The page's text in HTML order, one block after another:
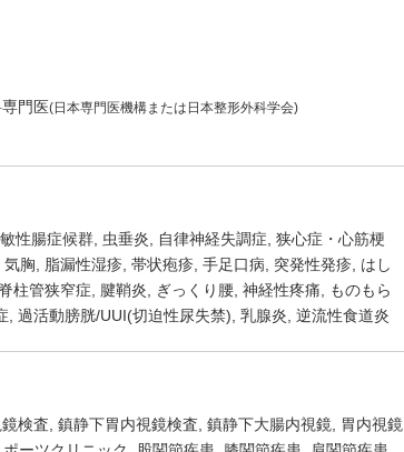
門医(日本専門医機構または日本整形外科学会)
性腸症候群 虫垂炎 自律神経失調症 狭心症・心筋梗
気胸 脂漏性湿疹 帯状疱疹 手足口病 突発性発疹 はし
脊柱管狭窄症 腱鞘炎 ぎっくり腰 神経性疼痛
ものもら
過活動膀胱/UUI(切迫性尿失禁) 乳腺炎 逆流性食道炎
検査 鎮静下胃内視鏡検査 鎮静下大腸内視鏡
胃内視鏡